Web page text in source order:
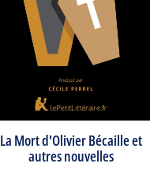
La Mort d'Olivier Bécaille et
autres nouvelles